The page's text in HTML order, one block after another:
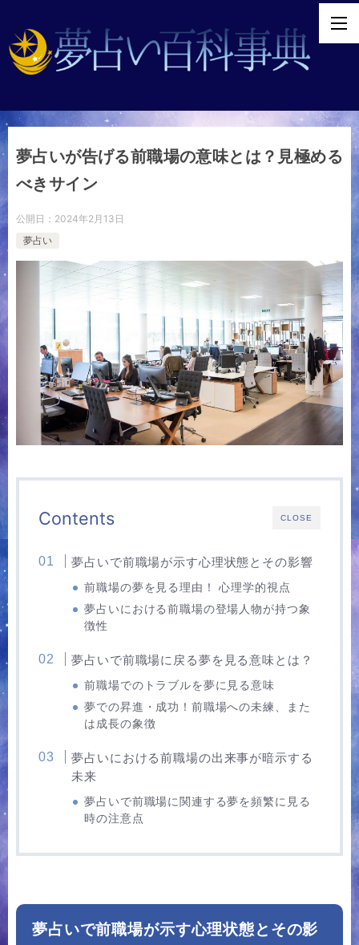
夢占いが告げる前職場の意味とは？見極める
べきサイン
公開日： 2024年2月13日
夢占い
CLOSE
Contents
夢占いで前職場が示す心理状態とその影響
前職場の夢を見る理由！ 心理学的視点
夢占いにおける前職場の登場人物が持つ象
徴性
夢占いで前職場に戻る夢を見る意味とは？
前職場でのトラブルを夢に見る意味
夢での昇進・成功！前職場への未練、また
は成長の象徴
夢占いにおける前職場の出来事が暗示する
未来
夢占いで前職場に関連する夢を頻繁に見る
時の注意点
夢占いで前職場が示す心理状態とその影